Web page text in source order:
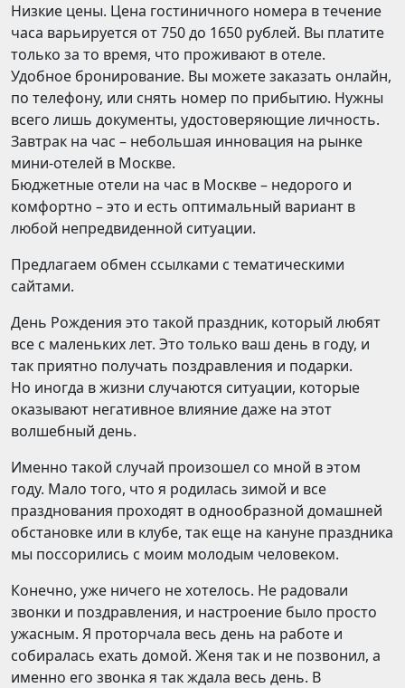
Низкие цены. Цена гостиничного номера в течение
часа варьируется от 750 до 1650 рублей. Вы платите
только за то время, что проживают в отеле.
Удобное бронирование. Вы можете заказать онлайн,
по телефону, или снять номер по прибытию. Нужны
всего лишь документы, удостоверяющие личность.
Завтрак на час – небольшая инновация на рынке
мини-отелей в Москве.
Бюджетные отели на час в Москве – недорого и
комфортно – это и есть оптимальный вариант в
любой непредвиденной ситуации.
Предлагаем обмен ссылками с тематическими
сайтами.
День Рождения это такой праздник, который любят
все с маленьких лет. Это только ваш день в году, и
так приятно получать поздравления и подарки.
Но иногда в жизни случаются ситуации, которые
оказывают негативное влияние даже на этот
волшебный день.
Именно такой случай произошел со мной в этом
году. Мало того, что я родилась зимой и все
празднования проходят в однообразной домашней
обстановке или в клубе, так еще на кануне праздника
мы поссорились с моим молодым человеком.
Конечно, уже ничего не хотелось. Не радовали
звонки и поздравления, и настроение было просто
ужасным. Я проторчала весь день на работе и
собиралась ехать домой. Женя так и не позвонил, а
именно его звонка я так ждала весь день. В